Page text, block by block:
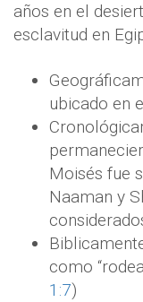
años en el
esclavitud en
ubicado en
Moisés fue
Naaman y
como
1:7)